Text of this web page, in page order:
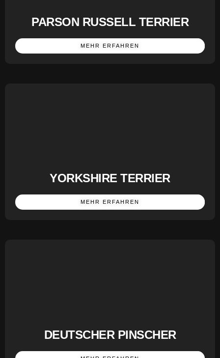
PARSON RUSSELL TERRIER
MEHR ERFAHREN
YORKSHIRE TERRIER
MEHR ERFAHREN
DEUTSCHER PINSCHER